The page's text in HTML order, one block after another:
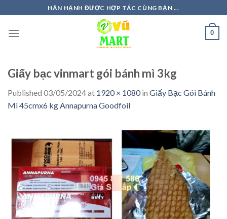
to
content
HÂN HẠNH ĐƯỢC HỢP TÁC CÙNG BẠN ...
0
Giấy bạc vinmart gói bánh mì 3kg
Published 03/05/2024at 1920 × 1080in Giấy Bạc Gói Bánh
Mì 45cmx6 kg Annapurna Goodfoil